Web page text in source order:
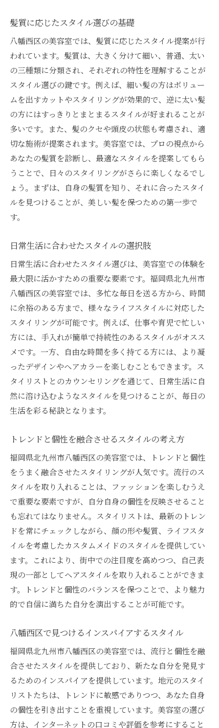
髪質とスタイルに関する相談ポイント
美容師との信頼関係を築くためのコツ
カウンセリングを受ける前の準備事項
プロの意見を最大限に活用する方法
カウンセリングで理想のスタイルを実現
理想のスタイルを伝えるためのヒント
美容室選びで重要視するポイント
八幡西区でのサロン選びの注意点
スタイル実現へのプロセスを知る
ヘアスタイルと美容師の得意分野の一致
八幡西区の美容室で叶える個性を引き出すトレ
最新トレンドを取り入れるスタイル選び
個性を大切にするための美容室の選択
八幡西区のトレンドスタイル事情
自分らしいスタイルを見つける方法
トレンドと個性を両立させるコツ
専門家の意見でスタイルをブラッシュアッ
プ
髪質に合わせた美容室選びで満足度を高める方
法
髪質診断で適切な美容室を選ぶ
髪質に特化した施術を提供するサロン
髪質改善に役立つ美容室サービス
満足度を高めるための美容室の選び方
八幡西区で髪質に合ったサロンを探す
ライフスタイルにフィットする美容室の見つけ
方
ライフスタイルに合わせたサロン選びの基
準
時間管理がしやすい美容室の選び方
生活スタイルに合ったスタイリング提案
日常に溶け込むスタイルを提供するサロン
八幡西区でライフスタイルに適した美容室
プロフェッショナルなアドバイスを活用す
福岡県北九州市八幡西区の美容室で期待を超え
る体験を
期待を上回るサービスを提供する美容室
髪質に応じたスタイル選びの基礎
八幡西区の美容室では、髪質に応じたスタイル提案が行
われています。髪質は、大きく分けて細い、普通、太い
の三種類に分類され、それぞれの特性を理解することが
スタイル選びの鍵です。例えば、細い髪の方はボリュー
ムを出すカットやスタイリングが効果的で、逆に太い髪
の方にはすっきりとまとまるスタイルが好まれることが
多いです。また、髪のクセや頭皮の状態も考慮され、適
切な施術が提案されます。美容室では、プロの視点から
あなたの髪質を診断し、最適なスタイルを提案してもら
うことで、日々のスタイリングがさらに楽しくなるでし
ょう。まずは、自身の髪質を知り、それに合ったスタイ
ルを見つけることが、美しい髪を保つための第一歩で
す。
日常生活に合わせたスタイルの選択肢
日常生活に合わせたスタイル選びは、美容室での体験を
最大限に活かすための重要な要素です。福岡県北九州市
八幡西区の美容室では、多忙な毎日を送る方から、時間
に余裕のある方まで、様々なライフスタイルに対応した
スタイリングが可能です。例えば、仕事や育児で忙しい
方には、手入れが簡単で持続性のあるスタイルがオスス
メです。一方、自由な時間を多く持てる方には、より凝
ったデザインやヘアカラーを楽しむこともできます。ス
タイリストとのカウンセリングを通じて、日常生活に自
然に溶け込むようなスタイルを見つけることが、毎日の
生活を彩る秘訣となります。
トレンドと個性を融合させるスタイルの考え方
福岡県北九州市八幡西区の美容室では、トレンドと個性
をうまく融合させたスタイリングが人気です。流行のス
タイルを取り入れることは、ファッションを楽しむうえ
で重要な要素ですが、自分自身の個性を反映させること
も忘れてはなりません。スタイリストは、最新のトレン
ドを常にチェックしながら、顔の形や髪質、ライフスタ
イルを考慮したカスタムメイドのスタイルを提供してい
ます。これにより、街中での注目度を高めつつ、自己表
現の一部としてヘアスタイルを取り入れることができま
す。トレンドと個性のバランスを保つことで、より魅力
的で自信に満ちた自分を演出することが可能です。
八幡西区で見つけるインスパイアするスタイル
福岡県北九州市八幡西区の美容室では、流行と個性を融
合させたスタイルを提供しており、新たな自分を発見す
るためのインスパイアを提供しています。地元のスタイ
リストたちは、トレンドに敏感でありつつ、あなた自身
の個性を引き出すことを重視しています。美容室の選び
方は、インターネットの口コミや評価を参考にすること